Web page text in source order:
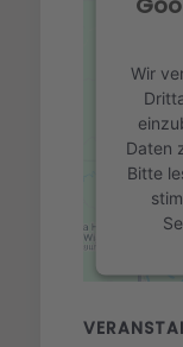
Wir
Daten
Bitte